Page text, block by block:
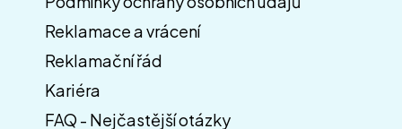
p
a
Reklamace a vrácení
Reklamační řád
Kariéra
FAQ - Nejčastější otázky